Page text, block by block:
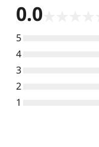
0.0★
5
4
3
2
1